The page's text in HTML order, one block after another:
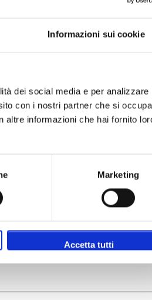
Informazioni sui cookie
dei social media e per analizzare
con i nostri partner che si
altre informazioni che hai fornito
Marketing
Accetta tutti
€775
PP A PARTIRE DA
€760
Visualizza